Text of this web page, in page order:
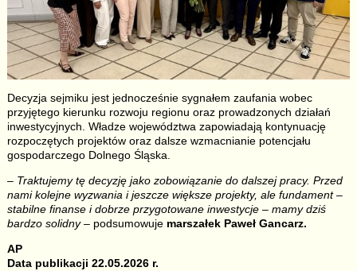
Decyzja sejmiku jest jednocześnie sygnałem zaufania wobec
przyjętego kierunku rozwoju regionu oraz prowadzonych działań
inwestycyjnych. Władze województwa zapowiadają kontynuację
rozpoczętych projektów oraz dalsze wzmacnianie potencjału
gospodarczego Dolnego Śląska.
– Traktujemy tę decyzję jako zobowiązanie do dalszej pracy. Przed
nami kolejne wyzwania i jeszcze większe projekty, ale fundament –
stabilne finanse i dobrze przygotowane inwestycje – mamy dziś
bardzo solidny– podsumowuje marszałek Paweł Gancarz.
AP
Data publikacji 22.05.2026 r.